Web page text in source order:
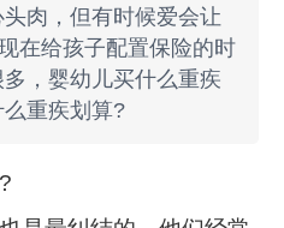
肉，但有时候爱会让
在给孩子配置保险的时
，婴幼儿买什么重疾
重疾划算?